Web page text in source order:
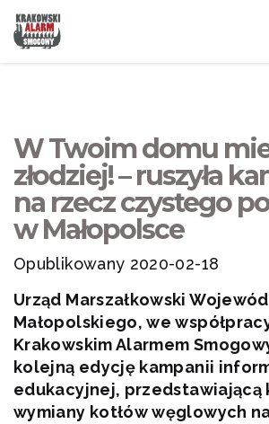
W Twoim domu
złodziej! – ruszyła
na rzecz czystego
w Małopolsce
Opublikowany 2020-02-18
Urząd Marszałkowski
Małopolskiego, we
Krakowskim Alarmem
kolejną edycję kampanii
edukacyjnej, przedstawiającą
wymiany kotłów węglowych